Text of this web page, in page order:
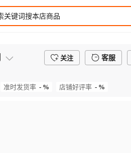
关注 客服
准时发货率 - % 店铺好评率 - %